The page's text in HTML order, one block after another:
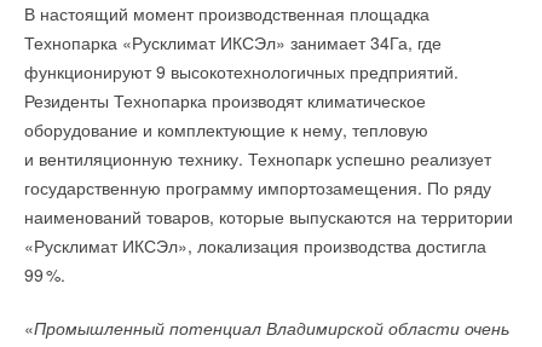
В настоящий момент производственная площадка
Технопарка «Русклимат ИКСЭл» занимает 34Га, где
функционируют 9 высокотехнологичных предприятий.
Резиденты Технопарка производят климатическое
оборудование и комплектующие к нему, тепловую
и вентиляционную технику. Технопарк успешно реализует
государственную программу импортозамещения. По ряду
наименований товаров, которые выпускаются на территории
«Русклимат ИКСЭл», локализация производства достигла
99%.
«Промышленный потенциал Владимирской области очень
Как на прошлой неделе сообщало издание «Коммерсант»,
Минтранс РФ предложил дать преференции
владельцам электрокаров в РФ — бесплатный проезд по
платным дорогам и отмену транспортного налога.
Об этом сообщает новостное агентство BR24.
Центр консультаций для потребителей рекомендует
фотоэлектричество
Баварский центр потребительских консультаций дал совет
на этот счет. Если вы хотите стать независимым от цен
на энергию как домовладелец, вам следует приобрести
фотоэлектрическую систему. Расходы снизились, говорит
Даниэль Эйзель.
Преимущество: фотовольтаика вырабатывает тепло